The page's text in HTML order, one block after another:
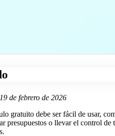
de febrero de 2026
gratuito debe ser fácil de usar,
presupuestos o llevar el control